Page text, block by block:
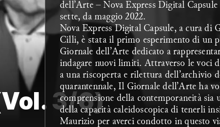
dell’Arte – Nova Express Digital
sette, da maggio 2022.
Nova Express Digital Capsule, a cura di
Cilli, è stata il primo esperimento di un
Giornale dell’Arte dedicato a
indagare nuovi limiti. Attraverso le voci
a una riscoperta e rilettura dell’archivio
quarantennale, Il Giornale dell’Arte ha
comprensione della contemporaneità
della capacità caleidoscopica di tenerli
Maurizio per averci condotto in questo
3/6)